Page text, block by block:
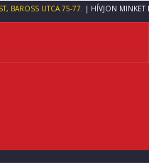
BAROSS UTCA 75-77. | HÍVJON MINKET